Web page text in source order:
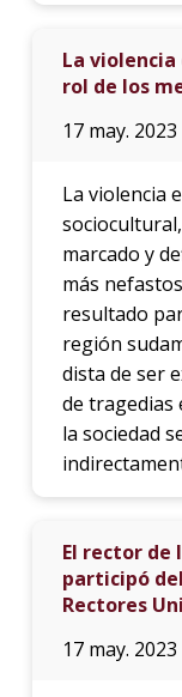
La
rol de los
17 may. 2023
La violencia
marcado y
más
resultado
región
dista de ser
de tragedias
la sociedad
El rector de
participó
Rectores
17 may. 2023